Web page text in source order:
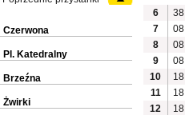
6
38
7
08
8
08
9
08
10
18
11
18
12
18
Czerwona
Pl. Katedralny
Brzeźna
Żwirki